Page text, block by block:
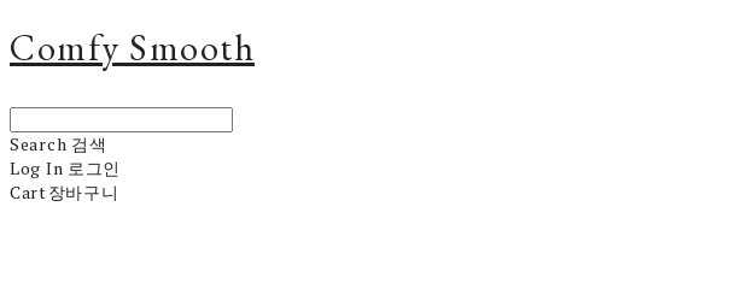
Comfy Smooth
Search 검색
Log In 로그인
Cart장바구니